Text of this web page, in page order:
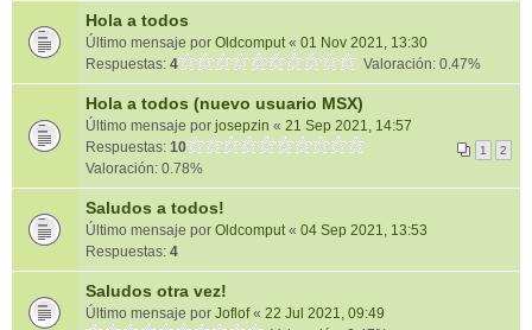
Hola a todos
Último mensaje por Oldcomput« 01 Nov 2021, 13:30
Respuestas: 4 Valoración: 0.47%
Hola a todos (nuevo usuario MSX)
Último mensaje por josepzin « 21 Sep 2021, 14:57
Respuestas: 10 1 2
Valoración: 0.78%
Saludos a todos!
Último mensaje por Oldcomput« 04 Sep 2021, 13:53
Respuestas: 4
Saludos otra vez!
Último mensaje por Joflof« 22 Jul 2021, 09:49